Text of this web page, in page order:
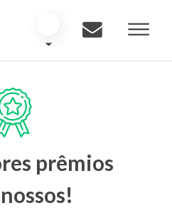
prêmios